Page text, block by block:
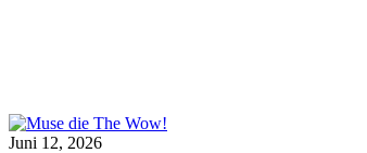
Juni 12, 2026